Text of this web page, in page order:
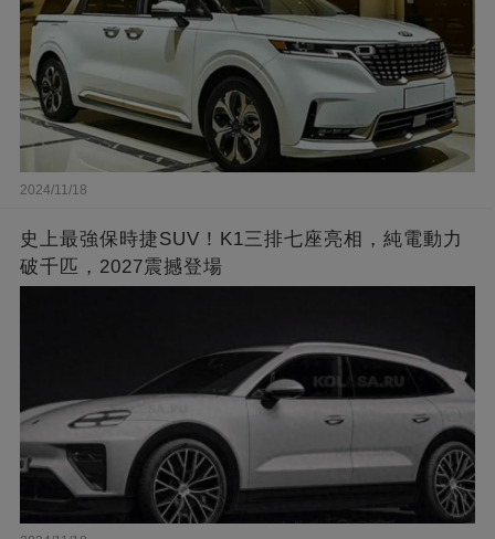
2024/11/18
史上最強保時捷SUV！K1三排七座亮相，純電動力
破千匹，2027震撼登場